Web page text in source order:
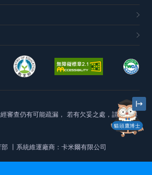
貓頭鷹博士
審查仍有可能疏漏， 若有欠妥之處，請隨時與
部 丨系統維運廠商：卡米爾有限公司